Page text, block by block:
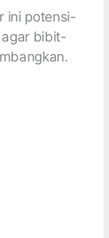
ini potensi-
bibit-